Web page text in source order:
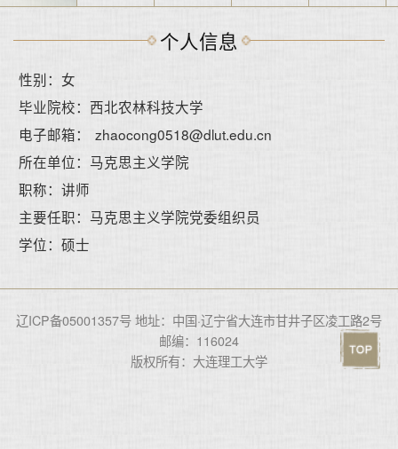
个人信息
性别：女
毕业院校：西北农林科技大学
电子邮箱：
zhaocong0518@dlut.edu.cn
所在单位：马克思主义学院
职称：讲师
主要任职：马克思主义学院党委组织员
学位：硕士
辽ICP备05001357号 地址：中国·辽宁省大连市甘井子区凌工路2号
邮编：116024
版权所有：大连理工大学